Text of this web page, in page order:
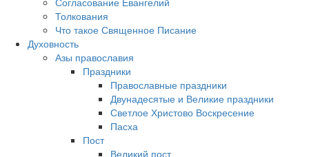
Толкования
Что такое Священное Писание
Духовность
Азы православия
Праздники
Православные праздники
Двунадесятые и Великие праздники
Светлое Христово Воскресение
Пасха
Пост
Великий пост